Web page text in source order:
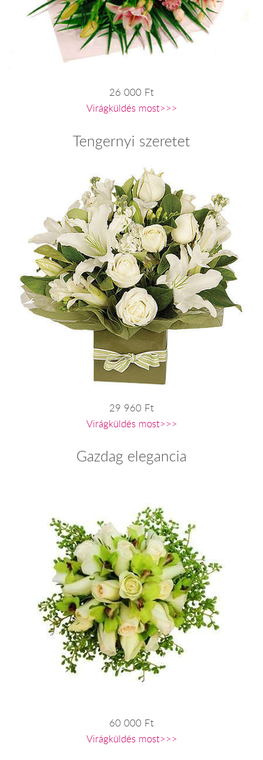
26 000 Ft
Virágküldés most>>>
Tengernyi szeretet
29 960 Ft
Virágküldés most>>>
Gazdag elegancia
60 000 Ft
Virágküldés most>>>